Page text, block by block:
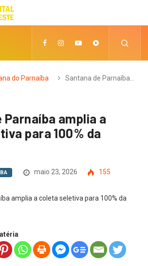
do Parnaíba Santana de Parnaíba…
Parnaíba amplia a
para 100% da
maio 23, 2026 155